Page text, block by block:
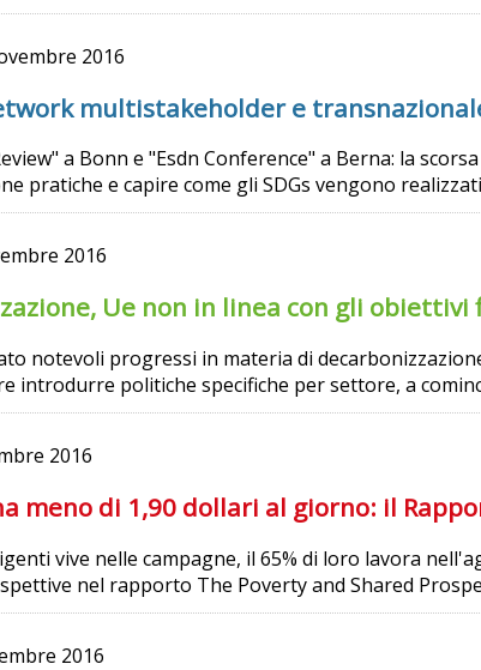
2016
multistakeholder e
a Bonn e "Esdn Conference" a Berna: la
pratiche e capire come gli SDGs vengono
2016
Ue non in linea con gli obiettivi
notevoli progressi in materia di
introdurre politiche specifiche per settore, a
2016
meno di 1,90 dollari al giorno: il
vive nelle campagne, il 65% di loro lavora
nel rapporto The Poverty and Shared
2016